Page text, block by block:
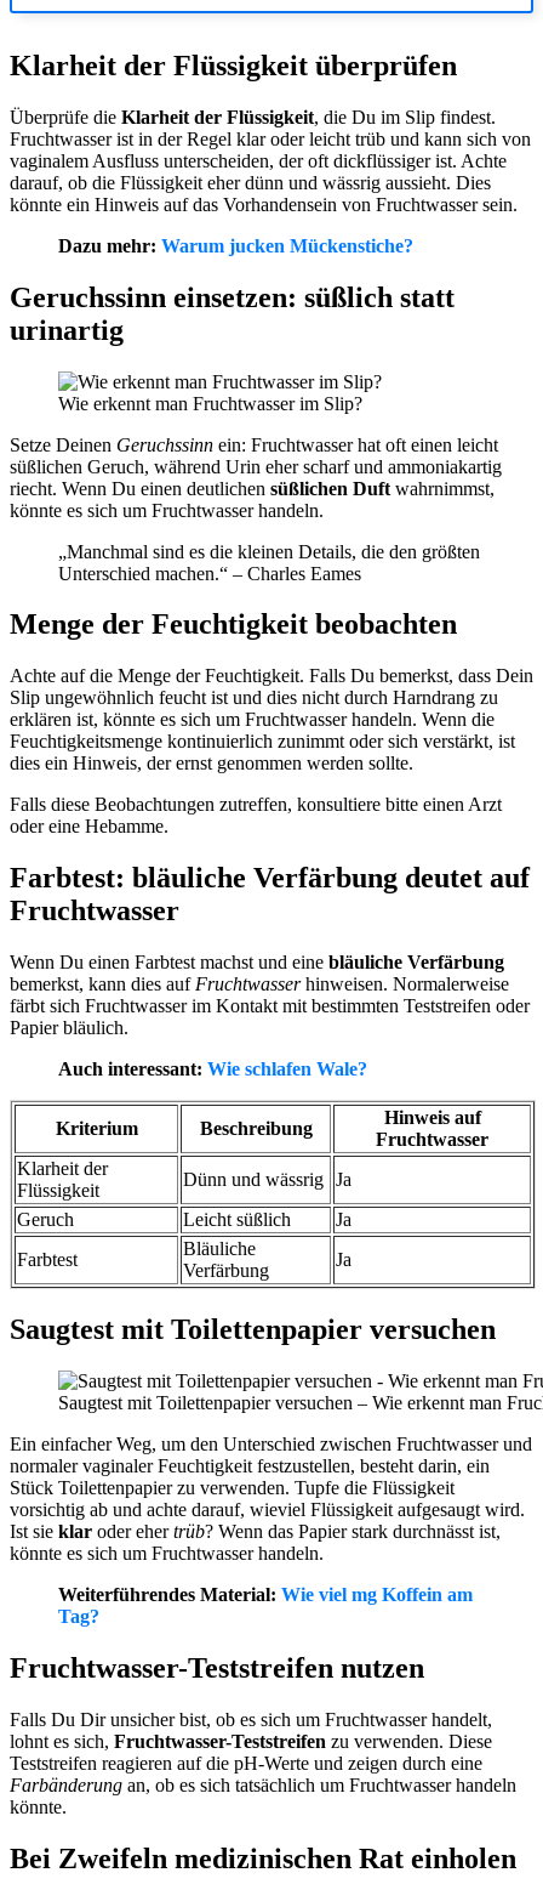
Klarheit der Flüssigkeit überprüfen
Überprüfe die Klarheit der Flüssigkeit, die Du im Slip findest.
Fruchtwasser ist in der Regel klar oder leicht trüb und kann sich von
vaginalem Ausfluss unterscheiden, der oft dickflüssiger ist. Achte
darauf, ob die Flüssigkeit eher dünn und wässrig aussieht. Dies
könnte ein Hinweis auf das Vorhandensein von Fruchtwasser sein.
Dazu mehr: Warum jucken Mückenstiche?
Geruchssinn einsetzen: süßlich statt
urinartig
Wie erkennt man Fruchtwasser im Slip?
Setze Deinen Geruchssinn ein: Fruchtwasser hat oft einen leicht
süßlichen Geruch, während Urin eher scharf und ammoniakartig
riecht. Wenn Du einen deutlichen süßlichen Duft wahrnimmst,
könnte es sich um Fruchtwasser handeln.
„Manchmal sind es die kleinen Details, die den größten
Unterschied machen.“ – Charles Eames
Menge der Feuchtigkeit beobachten
Achte auf die Menge der Feuchtigkeit. Falls Du bemerkst, dass Dein
Slip ungewöhnlich feucht ist und dies nicht durch Harndrang zu
erklären ist, könnte es sich um Fruchtwasser handeln. Wenn die
Feuchtigkeitsmenge kontinuierlich zunimmt oder sich verstärkt, ist
dies ein Hinweis, der ernst genommen werden sollte.
Falls diese Beobachtungen zutreffen, konsultiere bitte einen Arzt
oder eine Hebamme.
Farbtest: bläuliche Verfärbung deutet auf
Fruchtwasser
Wenn Du einen Farbtest machst und eine bläuliche Verfärbung
bemerkst, kann dies auf Fruchtwasserhinweisen. Normalerweise
färbt sich Fruchtwasser im Kontakt mit bestimmten Teststreifen oder
Papier bläulich.
Auch interessant: Wie schlafen Wale?
Kriterium Beschreibung
Hinweis auf
Fruchtwasser
Klarheit der
Flüssigkeit
Dünn und wässrig Ja
Geruch
Leicht süßlich
Ja
Farbtest
Bläuliche
Verfärbung
Ja
Saugtest mit Toilettenpapier versuchen
Saugtest mit Toilettenpapier versuchen – Wie erkennt man
Ein einfacher Weg, um den Unterschied zwischen Fruchtwasser und
normaler vaginaler Feuchtigkeit festzustellen, besteht darin, ein
Stück Toilettenpapier zu verwenden. Tupfe die Flüssigkeit
vorsichtig ab und achte darauf, wieviel Flüssigkeit aufgesaugt wird.
Ist sie klar oder ehertrüb? Wenn das Papier stark durchnässt ist,
könnte es sich um Fruchtwasser handeln.
Weiterführendes Material: Wie viel mg Koffein am
Tag?
Fruchtwasser-Teststreifen nutzen
Falls Du Dir unsicher bist, ob es sich um Fruchtwasser handelt,
lohnt es sich, Fruchtwasser-Teststreifen zu verwenden. Diese
Teststreifen reagieren auf die pH-Werte und zeigen durch eine
Farbänderung an, ob es sich tatsächlich um Fruchtwasser handeln
könnte.
Bei Zweifeln medizinischen Rat einholen